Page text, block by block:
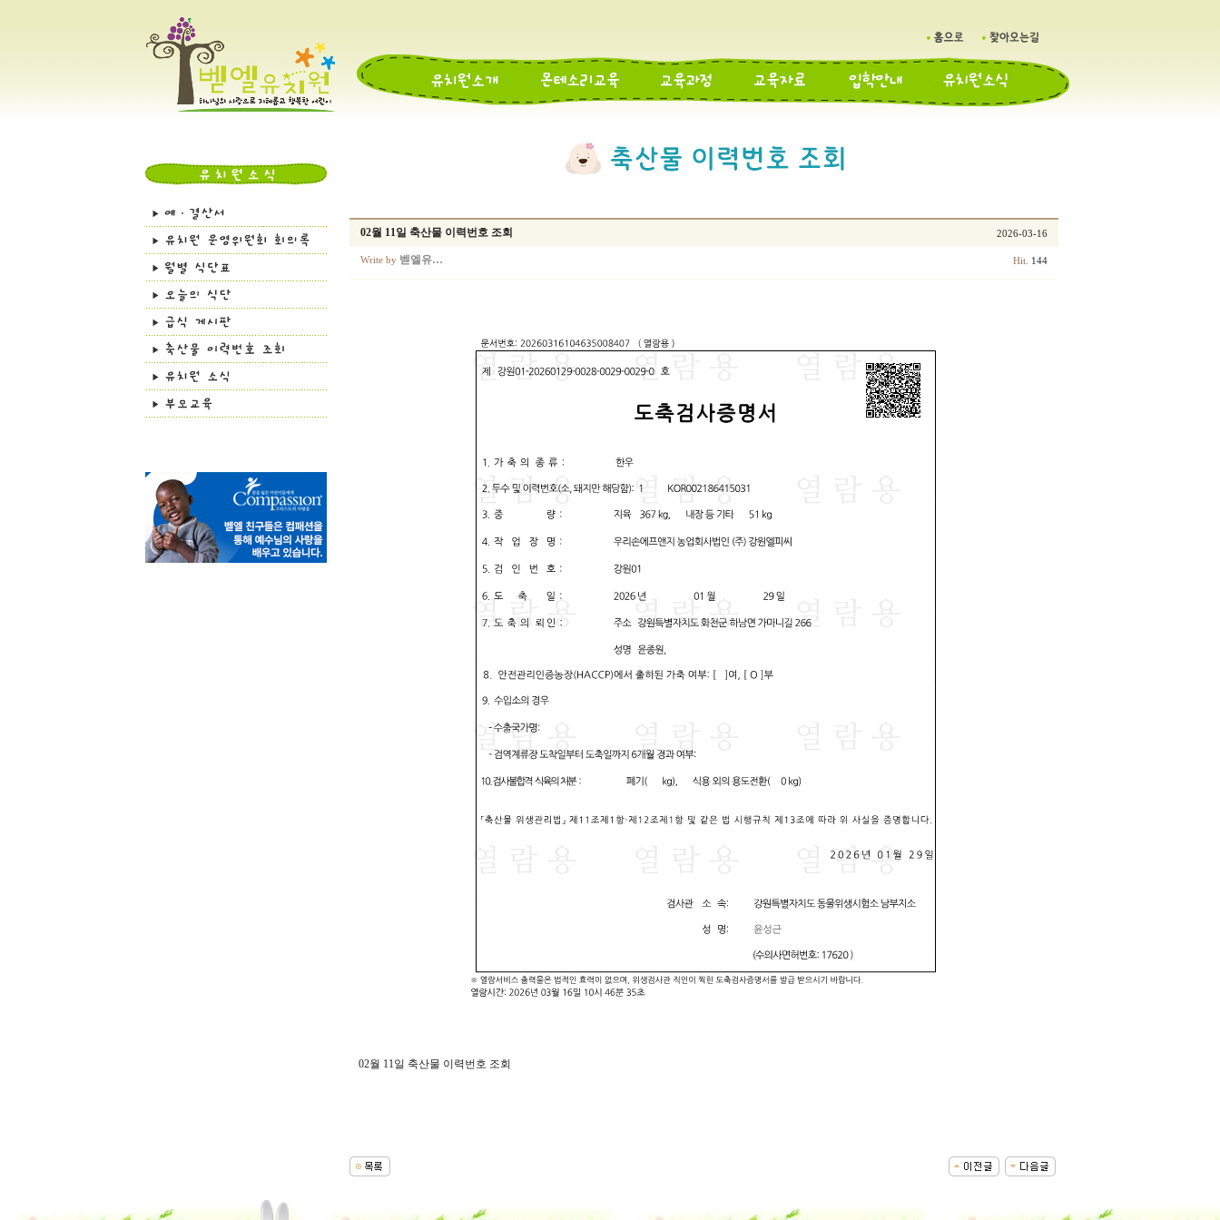
02월 11일 축산물 이력번호 조회 2026-03-16
Write by 벧엘유… Hit. 144
02월 11일 축산물 이력번호 조회